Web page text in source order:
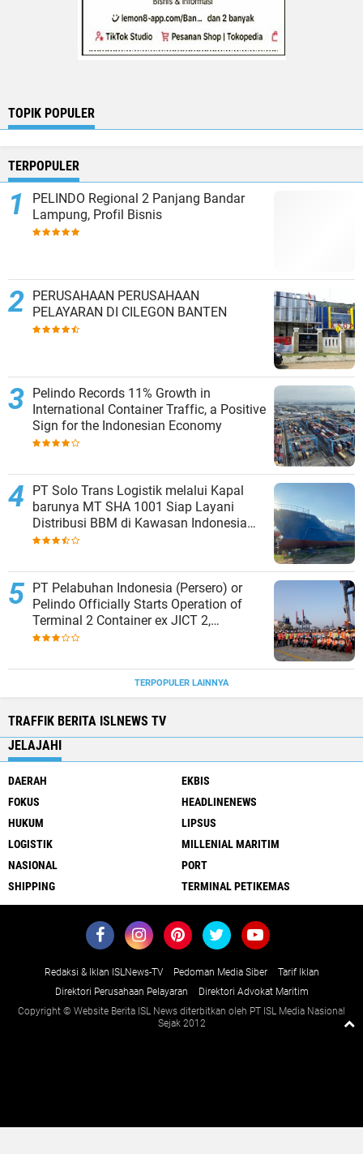
TOPIK POPULER
TERPOPULER
PELINDO Regional 2 Panjang Bandar
Lampung, Profil Bisnis
PERUSAHAAN PERUSAHAAN
PELAYARAN DI CILEGON BANTEN
Pelindo Records 11% Growth in
International Container Traffic, a Positive
Sign for the Indonesian Economy
PT Solo Trans Logistik melalui Kapal
barunya MT SHA 1001 Siap Layani
Distribusi BBM di Kawasan Indonesia
bagian Timur
PT Pelabuhan Indonesia (Persero) or
Pelindo Officially Starts Operation of
Terminal 2 Container ex JICT 2,
Strengthening Productivity of Tanjung
TERPOPULER LAINNYA
TRAFFIK BERITA ISLNEWS TV
JELAJAHI
DAERAH
EKBIS
FOKUS
HEADLINENEWS
HUKUM
LIPSUS
LOGISTIK
MILLENIAL MARITIM
NASIONAL
PORT
SHIPPING
TERMINAL PETIKEMAS
Redaksi & Iklan ISLNews-TV Pedoman Media Siber
Tarif Iklan
Direktori Perusahaan Pelayaran
Direktori Advokat Maritim
Copyright © Website Berita ISL News diterbitkan oleh PT ISL Media Nasional
Sejak 2012